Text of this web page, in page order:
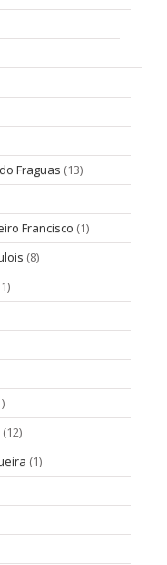
Fraguas (13)
Francisco (1)
(8)
(12)
(1)